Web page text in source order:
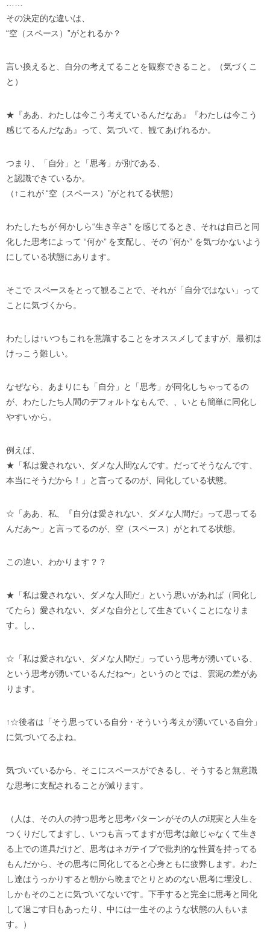
……
その決定的な違いは、
“空（スペース）”がとれるか？
言い換えると、自分の考えてることを観察できること。（気づくこ
と）
★『ああ、わたしは今こう考えているんだなあ』『わたしは今こう
感じてるんだなあ』って、気づいて、観てあげれるか。
つまり、「自分」と「思考」が別である、
と認識できているか。
（↑これが “空（スペース）”がとれてる状態）
わたしたちが 何かしら“生き辛さ” を感じてるとき、それは自己と同
化した思考によって “何か” を支配し、その ”何か” を気づかないよう
にしている状態にあります。
そこで スペースをとって観ることで、それが「自分ではない」って
ことに気づくから。
わたしは↑いつもこれを意識することをオススメしてますが、最初は
けっこう難しい。
なぜなら、あまりにも「自分」と「思考」が同化しちゃってるの
が、わたしたち人間のデフォルトなもんで、、いとも簡単に同化し
やすいから。
例えば、
★「私は愛されない、ダメな人間なんです。だってそうなんです、
本当にそうだから！」と言ってるのが、同化している状態。
☆「ああ、私、『自分は愛されない、ダメな人間だ』って思ってる
んだあ〜」と言ってるのが、空（スペース）がとれてる状態。
この違い、わかります？？
★「私は愛されない、ダメな人間だ」という思いがあれば（同化し
てたら）愛されない、ダメな自分として生きていくことになりま
す。し、
☆「私は愛されない、ダメな人間だ」っていう思考が湧いている、
という思考が湧いているんだね〜」というのとでは、雲泥の差があ
ります。
↑☆後者は「そう思っている自分・そういう考えが湧いている自分」
に気づいてるよね。
気づいているから、そこにスペースができるし、そうすると無意識
な思考に支配されることが減ります。
（人は、その人の持つ思考と思考パターンがその人の現実と人生を
つくりだしてますし、いつも言ってますが思考は敵じゃなくて生き
る上での道具だけど、思考はネガテイブで批判的な性質を持ってる
もんだから、その思考に同化してると心身ともに疲弊します。わた
し達はうっかりすると朝から晩までとりとめのない思考に埋没し、
しかもそのことに気づいてないです。下手すると完全に思考と同化
して過ごす日もあったり、中には一生そのような状態の人もいま
す。）